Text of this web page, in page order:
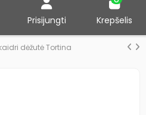
Prisijungti Krepšelis
dėžutė Tortina